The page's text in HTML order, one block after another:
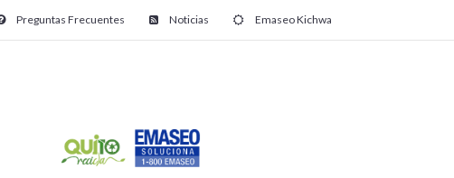
Preguntas Frecuentes Noticias Emaseo Kichwa